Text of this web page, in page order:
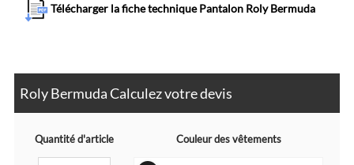
Télécharger la fiche technique Pantalon Roly Bermuda
Roly Bermuda Calculez votre devis
Quantité d'article Couleur des vêtements